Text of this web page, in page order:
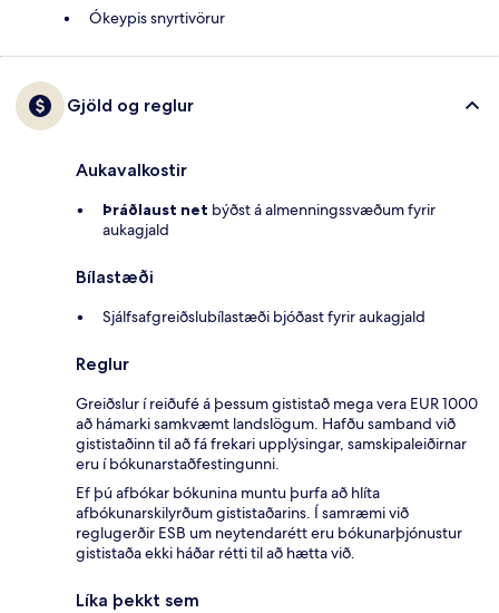
Ókeypis snyrtivörur
Gjöld og reglur
Aukavalkostir
Þráðlaust net býðst á almenningssvæðum fyrir
aukagjald
Bílastæði
Sjálfsafgreiðslubílastæði bjóðast fyrir aukagjald
Reglur
Greiðslur í reiðufé á þessum gististað mega vera EUR 1000
að hámarki samkvæmt landslögum. Hafðu samband við
gististaðinn til að fá frekari upplýsingar, samskipaleiðirnar
eru í bókunarstaðfestingunni.
Ef þú afbókar bókunina muntu þurfa að hlíta
afbókunarskilyrðum gististaðarins. Í samræmi við
reglugerðir ESB um neytendarétt eru bókunarþjónustur
gististaða ekki háðar rétti til að hætta við.
Líka þekkt sem